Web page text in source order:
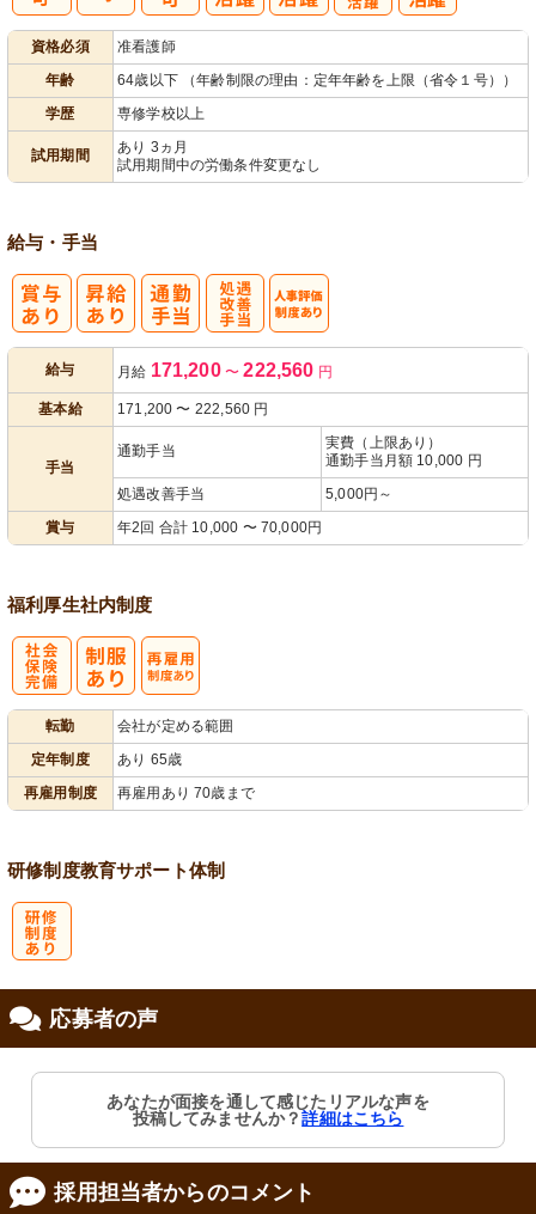
資格必須
准看護師
年齢
64歳以下 （年齢制限の理由：定年年齢を上限（省令１号））
学歴
専修学校以上
試用期間
あり 3ヵ月
試用期間中の労働条件変更なし
給与・手当
給与 月給 171,200 〜 222,560 円
基本給 171,200 〜 222,560 円
手当
通勤手当
実費（上限あり）
通勤手当月額 10,000 円
処遇改善手当
5,000円～
賞与
年2回 合計 10,000 〜 70,000円
福利厚生社内制度
転勤
会社が定める範囲
定年制度
あり 65歳
再雇用制度
再雇用あり 70歳まで
研修制度教育サポート体制
応募者の声
あなたが面接を通して感じたリアルな声を
投稿してみませんか？詳細はこちら
採用担当者からのコメント